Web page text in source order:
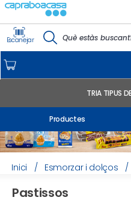
Comandes online
Els meus productes
Llistes
INFORMACIÓ GENERAL
Escanejar
Productes
TRIA TIPUS
Inici / Esmorzar i dolços /
Pastissos